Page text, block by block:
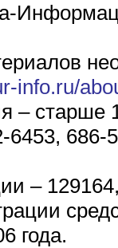
info.ru/
– старше
686-
–
года.